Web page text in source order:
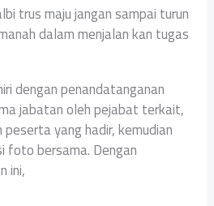
trus maju jangan sampai turun
dalam menjalan kan tugas
dengan penandatanganan
jabatan oleh pejabat terkait,
yang hadir, kemudian
foto bersama. Dengan
ini,